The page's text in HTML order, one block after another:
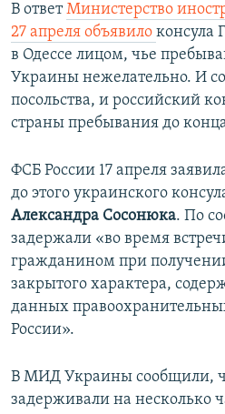
В ответМинистерство
27 апреля объявило консула
в Одессе лицом, чье
Украины нежелательно. И
посольства, и российский
страны пребывания до
ФСБ России 17 апреля
до этого украинского
Александра Сосонюка. По
задержали «во время
гражданином при
закрытого характера,
данных
России».
В МИД Украины сообщили,
задерживали на несколько